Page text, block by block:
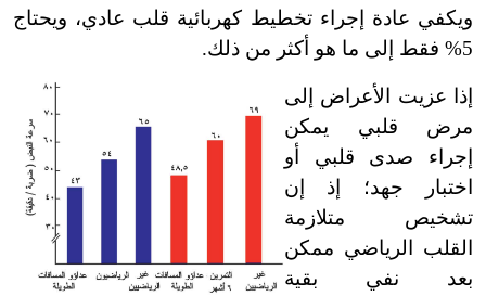
ويكفي عادة إجراء تخطيط كهربائية قلب عادي، ويحتاج
5% فقط إلى ما هو أكثر من ذلك.
إذا عزيت الأعراض إلى
مرض قلبي يمكن
إجراء صدى قلبي أو
اختبار جهد؛ إذ إن
تشخيص متلازمة
القلب الرياضي ممكن
بعد نفي بقية